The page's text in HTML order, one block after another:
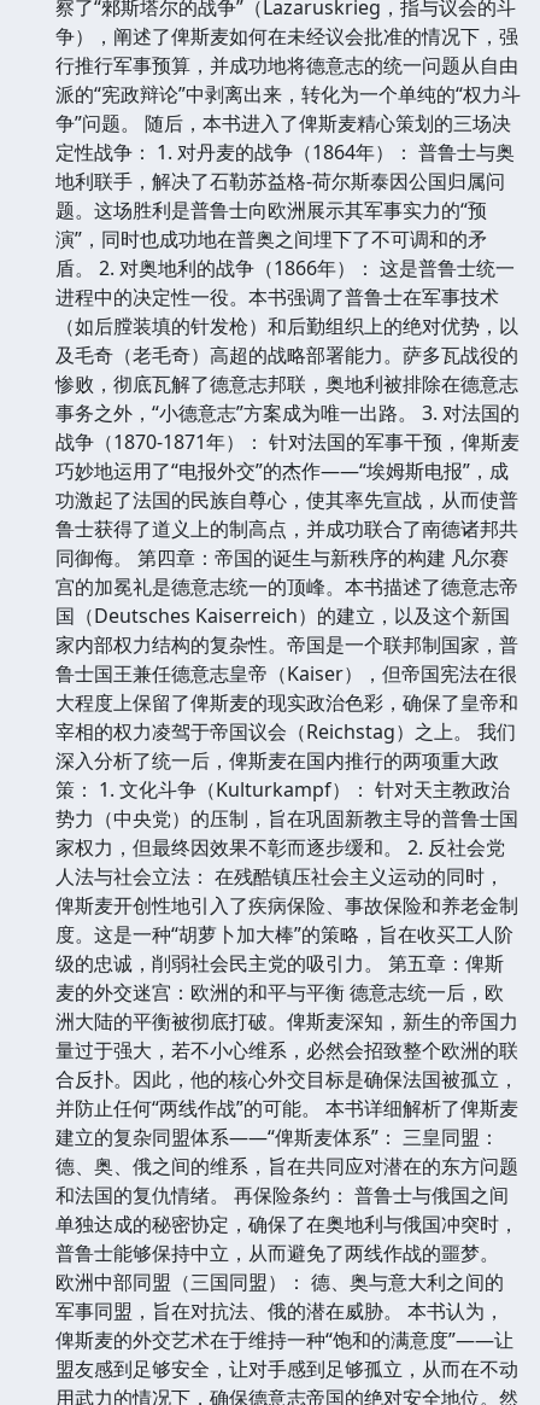
察了“郲斯塔尔的战争”（Lazaruskrieg，指与议会的斗
争），阐述了俾斯麦如何在未经议会批准的情况下，强
行推行军事预算，并成功地将德意志的统一问题从自由
派的“宪政辩论”中剥离出来，转化为一个单纯的“权力斗
争”问题。 随后，本书进入了俾斯麦精心策划的三场决
定性战争： 1. 对丹麦的战争（1864年）： 普鲁士与奥
地利联手，解决了石勒苏益格-荷尔斯泰因公国归属问
题。这场胜利是普鲁士向欧洲展示其军事实力的“预
演”，同时也成功地在普奥之间埋下了不可调和的矛
盾。 2. 对奥地利的战争（1866年）： 这是普鲁士统一
进程中的决定性一役。本书强调了普鲁士在军事技术
（如后膛装填的针发枪）和后勤组织上的绝对优势，以
及毛奇（老毛奇）高超的战略部署能力。萨多瓦战役的
惨败，彻底瓦解了德意志邦联，奥地利被排除在德意志
事务之外，“小德意志”方案成为唯一出路。 3. 对法国的
战争（1870-1871年）： 针对法国的军事干预，俾斯麦
巧妙地运用了“电报外交”的杰作——“埃姆斯电报”，成
功激起了法国的民族自尊心，使其率先宣战，从而使普
鲁士获得了道义上的制高点，并成功联合了南德诸邦共
同御侮。 第四章：帝国的诞生与新秩序的构建 凡尔赛
宫的加冕礼是德意志统一的顶峰。本书描述了德意志帝
国（Deutsches Kaiserreich）的建立，以及这个新国
家内部权力结构的复杂性。帝国是一个联邦制国家，普
鲁士国王兼任德意志皇帝（Kaiser），但帝国宪法在很
大程度上保留了俾斯麦的现实政治色彩，确保了皇帝和
宰相的权力凌驾于帝国议会（Reichstag）之上。 我们
深入分析了统一后，俾斯麦在国内推行的两项重大政
策： 1. 文化斗争（Kulturkampf）： 针对天主教政治
势力（中央党）的压制，旨在巩固新教主导的普鲁士国
家权力，但最终因效果不彰而逐步缓和。 2. 反社会党
人法与社会立法： 在残酷镇压社会主义运动的同时，
俾斯麦开创性地引入了疾病保险、事故保险和养老金制
度。这是一种“胡萝卜加大棒”的策略，旨在收买工人阶
级的忠诚，削弱社会民主党的吸引力。 第五章：俾斯
麦的外交迷宫：欧洲的和平与平衡 德意志统一后，欧
洲大陆的平衡被彻底打破。俾斯麦深知，新生的帝国力
量过于强大，若不小心维系，必然会招致整个欧洲的联
合反扑。因此，他的核心外交目标是确保法国被孤立，
并防止任何“两线作战”的可能。 本书详细解析了俾斯麦
建立的复杂同盟体系——“俾斯麦体系”： 三皇同盟：
德、奥、俄之间的维系，旨在共同应对潜在的东方问题
和法国的复仇情绪。 再保险条约： 普鲁士与俄国之间
单独达成的秘密协定，确保了在奥地利与俄国冲突时，
普鲁士能够保持中立，从而避免了两线作战的噩梦。
欧洲中部同盟（三国同盟）： 德、奥与意大利之间的
军事同盟，旨在对抗法、俄的潜在威胁。 本书认为，
俾斯麦的外交艺术在于维持一种“饱和的满意度”——让
盟友感到足够安全，让对手感到足够孤立，从而在不动
用武力的情况下，确保德意志帝国的绝对安全地位。然